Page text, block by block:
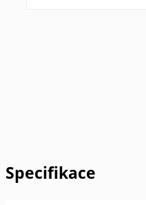
Specifikace